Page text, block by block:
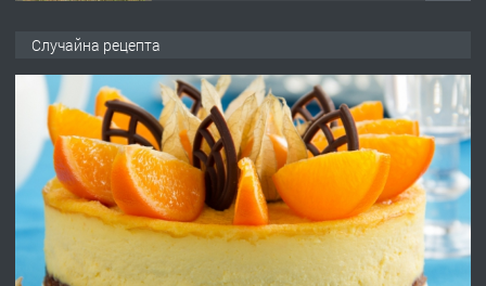
НЕГОВОТО КАЧЕСТВО
преди 2 години
ПРЕДЛАГА Имот в Северна Гърция, до Кавала
преди 2 години
Случайна рецепта